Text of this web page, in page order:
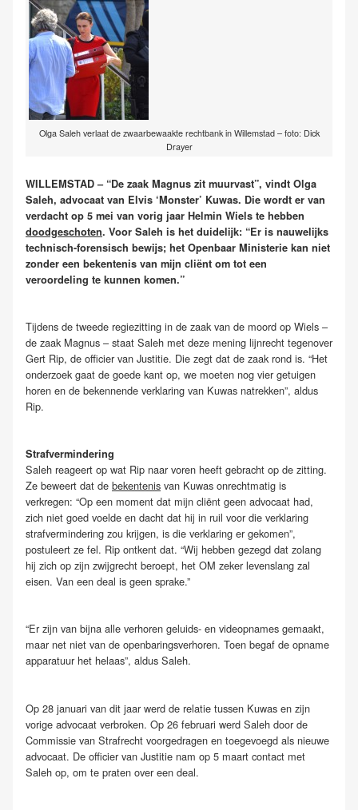
Olga Saleh verlaat de zwaarbewaakte rechtbank in Willemstad – foto: Dick
Drayer
WILLEMSTAD – “De zaak Magnus zit muurvast”, vindt Olga
Saleh, advocaat van Elvis ‘Monster’ Kuwas. Die wordt er van
verdacht op 5 mei van vorig jaar Helmin Wiels te hebben
doodgeschoten. Voor Saleh is het duidelijk: “Er is nauwelijks
technisch-forensisch bewijs; het Openbaar Ministerie kan niet
zonder een bekentenis van mijn cliënt om tot een
veroordeling te kunnen komen.”
Tijdens de tweede regiezitting in de zaak van de moord op Wiels –
de zaak Magnus – staat Saleh met deze mening lijnrecht tegenover
Gert Rip, de officier van Justitie. Die zegt dat de zaak rond is. “Het
onderzoek gaat de goede kant op, we moeten nog vier getuigen
horen en de bekennende verklaring van Kuwas natrekken”, aldus
Rip.
Strafvermindering
Saleh reageert op wat Rip naar voren heeft gebracht op de zitting.
Ze beweert dat de bekentenis van Kuwas onrechtmatig is
verkregen: “Op een moment dat mijn cliënt geen advocaat had,
zich niet goed voelde en dacht dat hij in ruil voor die verklaring
strafvermindering zou krijgen, is die verklaring er gekomen”,
postuleert ze fel. Rip ontkent dat. “Wij hebben gezegd dat zolang
hij zich op zijn zwijgrecht beroept, het OM zeker levenslang zal
eisen. Van een deal is geen sprake.”
“Er zijn van bijna alle verhoren geluids- en videopnames gemaakt,
maar net niet van de openbaringsverhoren. Toen begaf de opname
apparatuur het helaas”, aldus Saleh.
Op 28 januari van dit jaar werd de relatie tussen Kuwas en zijn
vorige advocaat verbroken. Op 26 februari werd Saleh door de
Commissie van Strafrecht voorgedragen en toegevoegd als nieuwe
advocaat. De officier van Justitie nam op 5 maart contact met
Saleh op, om te praten over een deal.